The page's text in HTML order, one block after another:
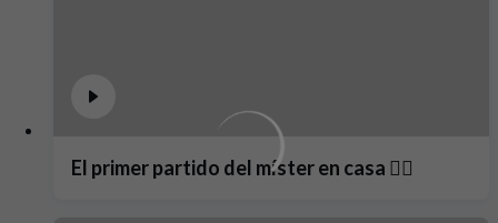
El primer partido del míster en casa ❤️‍🔥